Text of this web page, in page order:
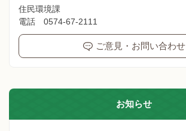
住民環境課
電話 0574-67-2111
ご意見・お問い合わせ
お知らせ